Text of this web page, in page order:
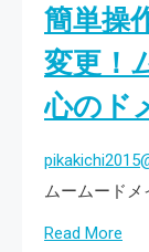
サ
ト
運
を
の
夏、
あ
な
の
に
簡単操
変更！
心のド
ムームード
Read More